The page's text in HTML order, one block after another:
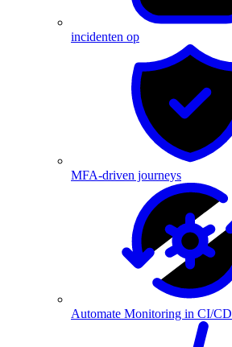
incidenten op
MFA-driven journeys
Automate Monitoring in CI/CD